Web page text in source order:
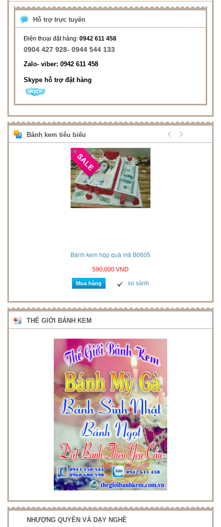
Hỗ trợ trực tuyến
Điện thoại đặt hàng: 0942 611 458
0904 427 928- 0944 544 133
Zalo- viber: 0942 611 458
Skype hỗ trợ đặt hàng
Bánh kem tiêu biểu
Bánh kem hộp quà mã B0605
590,000 VND
Mua hàng so sánh
THẾ GIỚI BÁNH KEM
NHƯỢNG QUYỀN VÀ DẠY NGHỀ